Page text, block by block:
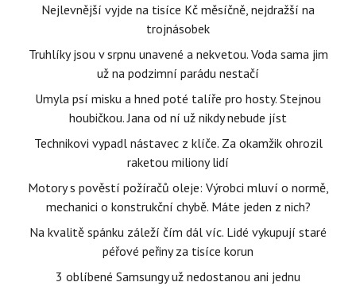
Nejlevnější vyjde na tisíce Kč měsíčně, nejdražší na
trojnásobek
Truhlíky jsou v srpnu unavené a nekvetou. Voda sama jim
už na podzimní parádu nestačí
Umyla psí misku a hned poté talíře pro hosty. Stejnou
houbičkou. Jana od ní už nikdy nebude jíst
Technikovi vypadl nástavec z klíče. Za okamžik ohrozil
raketou miliony lidí
Motory s pověstí požíračů oleje: Výrobci mluví o normě,
mechanici o konstrukční chybě. Máte jeden z nich?
Na kvalitě spánku záleží čím dál víc. Lidé vykupují staré
péřové peřiny za tisíce korun
3 oblíbené Samsungy už nedostanou ani jednu